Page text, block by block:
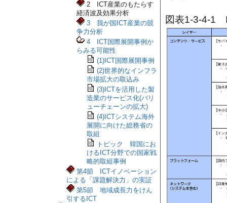
図表1-3-4-1
2 ICT産業のもたらす
経済波及効果分析
3 我が国ICT産業の競
争力分析
4 ICT国際展開事例か
らみる可能性
(1)ICT国際展開事例
(2)世界的なインフラ
市場拡大の取込み
(3)ICTを活用した製
造業のサービス化(バリ
ューチェーンの拡大)
(4)ICTシステム海外
展開に向けた総務省の
取組
トピック 韓国にお
けるICT分野での国家戦
略的取組事例
第4節 ICTイノベーション
による「課題解決力」の実証
第5節 地域成長力をけん
引するICT